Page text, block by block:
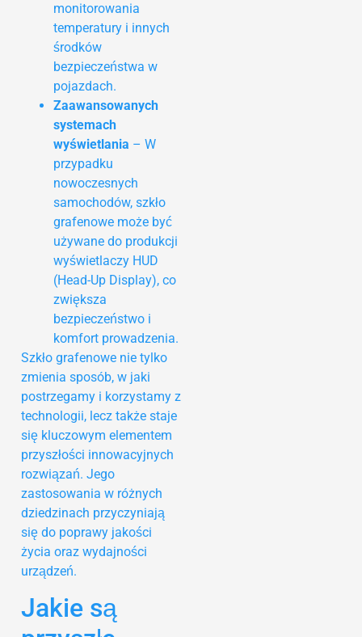
monitorowania
temperatury i innych
środków
bezpieczeństwa w
pojazdach.
Zaawansowanych
systemach
wyświetlania – W
przypadku
nowoczesnych
samochodów, szkło
grafenowe może być
używane do produkcji
wyświetlaczy HUD
(Head-Up Display), co
zwiększa
bezpieczeństwo i
komfort prowadzenia.
Szkło grafenowe nie tylko
zmienia sposób, w jaki
postrzegamy i korzystamy z
technologii, lecz także staje
się kluczowym elementem
przyszłości innowacyjnych
rozwiązań. Jego
zastosowania w różnych
dziedzinach przyczyniają
się do poprawy jakości
życia oraz wydajności
urządzeń.
Jakie są